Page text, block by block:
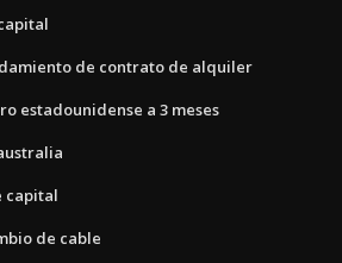
de contrato de alquiler
estadounidense a 3 meses
capital
de cable